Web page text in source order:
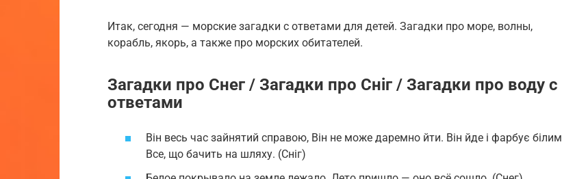
Итак, сегодня — морские загадки с ответами для детей. Загадки про море, волны,
корабль, якорь, а также про морских обитателей.
Загадки про Снег / Загадки про Сніг / Загадки про воду с
ответами
Він весь час зайнятий справою, Він не може даремно йти. Він йде і фарбує білим
Все, що бачить на шляху. (Сніг)